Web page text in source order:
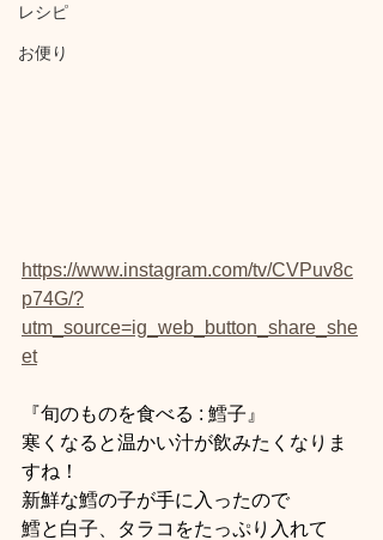
レシピ
お便り
https://www.instagram.com/tv/CVPuv8c
p74G/?
utm_source=ig_web_button_share_she
et
『旬のものを食べる : 鱈子』
寒くなると温かい汁が飲みたくなりま
すね！
新鮮な鱈の子が手に入ったので
鱈と白子、タラコをたっぷり入れて